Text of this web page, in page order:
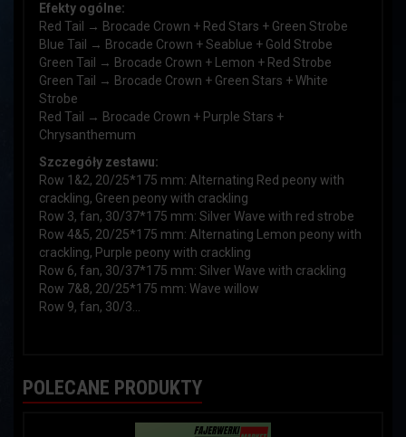
Efekty ogólne:
Red Tail → Brocade Crown + Red Stars + Green Strobe
Blue Tail → Brocade Crown + Seablue + Gold Strobe
Green Tail → Brocade Crown + Lemon + Red Strobe
Green Tail → Brocade Crown + Green Stars + White
Strobe
Red Tail → Brocade Crown + Purple Stars +
Chrysanthemum
Szczegóły zestawu:
Row 1&2, 20/25*175 mm: Alternating Red peony with
crackling, Green peony with crackling
Row 3, fan, 30/37*175 mm: Silver Wave with red strobe
Row 4&5, 20/25*175 mm: Alternating Lemon peony with
crackling, Purple peony with crackling
Row 6, fan, 30/37*175 mm: Silver Wave with crackling
Row 7&8, 20/25*175 mm: Wave willow
Row 9, fan, 30/3...
POLECANE PRODUKTY